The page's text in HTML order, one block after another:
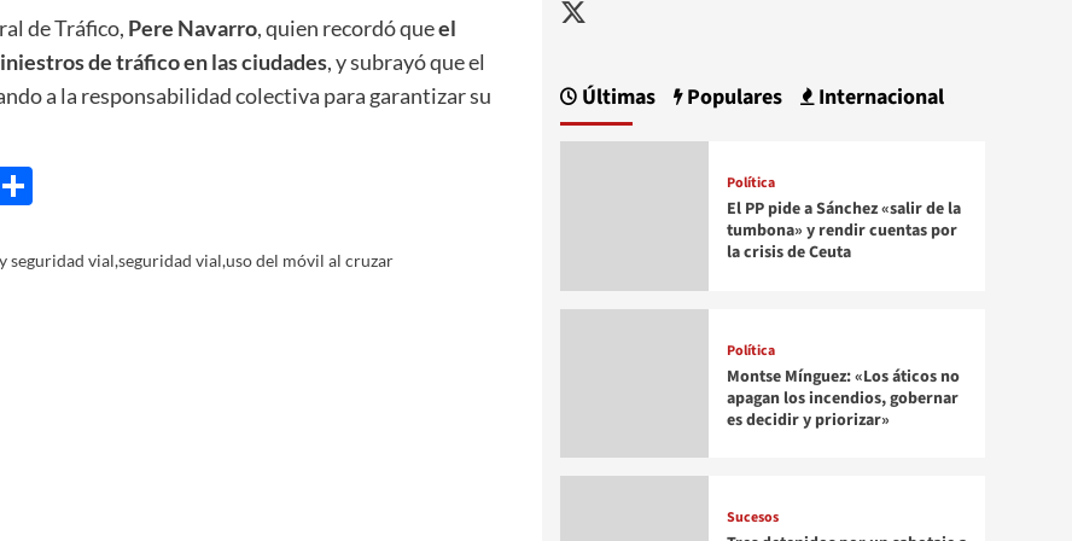
de Tráfico, Pere Navarro, quien recordó queel
de tráfico en las ciudades, y subrayó que el
a la responsabilidad colectiva para garantizar su
seguridad vial,seguridad vial,uso del móvil al cruzar
Twitter
Últimas Populares Internacional
Política
El PP pide a Sánchez «salir de la
tumbona» y rendir cuentas por
la crisis de Ceuta
Política
Montse Mínguez: «Los áticos no
apagan los incendios, gobernar
es decidir y priorizar»
Sucesos